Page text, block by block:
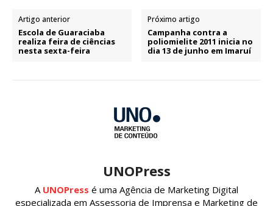
Artigo anterior
Escola de Guaraciaba
realiza feira de ciências
nesta sexta-feira
Próximo artigo
Campanha contra a
poliomielite 2011 inicia no
dia 13 de junho em Imaruí
UNOPress
A UNOPress é uma Agência de Marketing Digital
especializada em Assessoria de Imprensa e Marketing de